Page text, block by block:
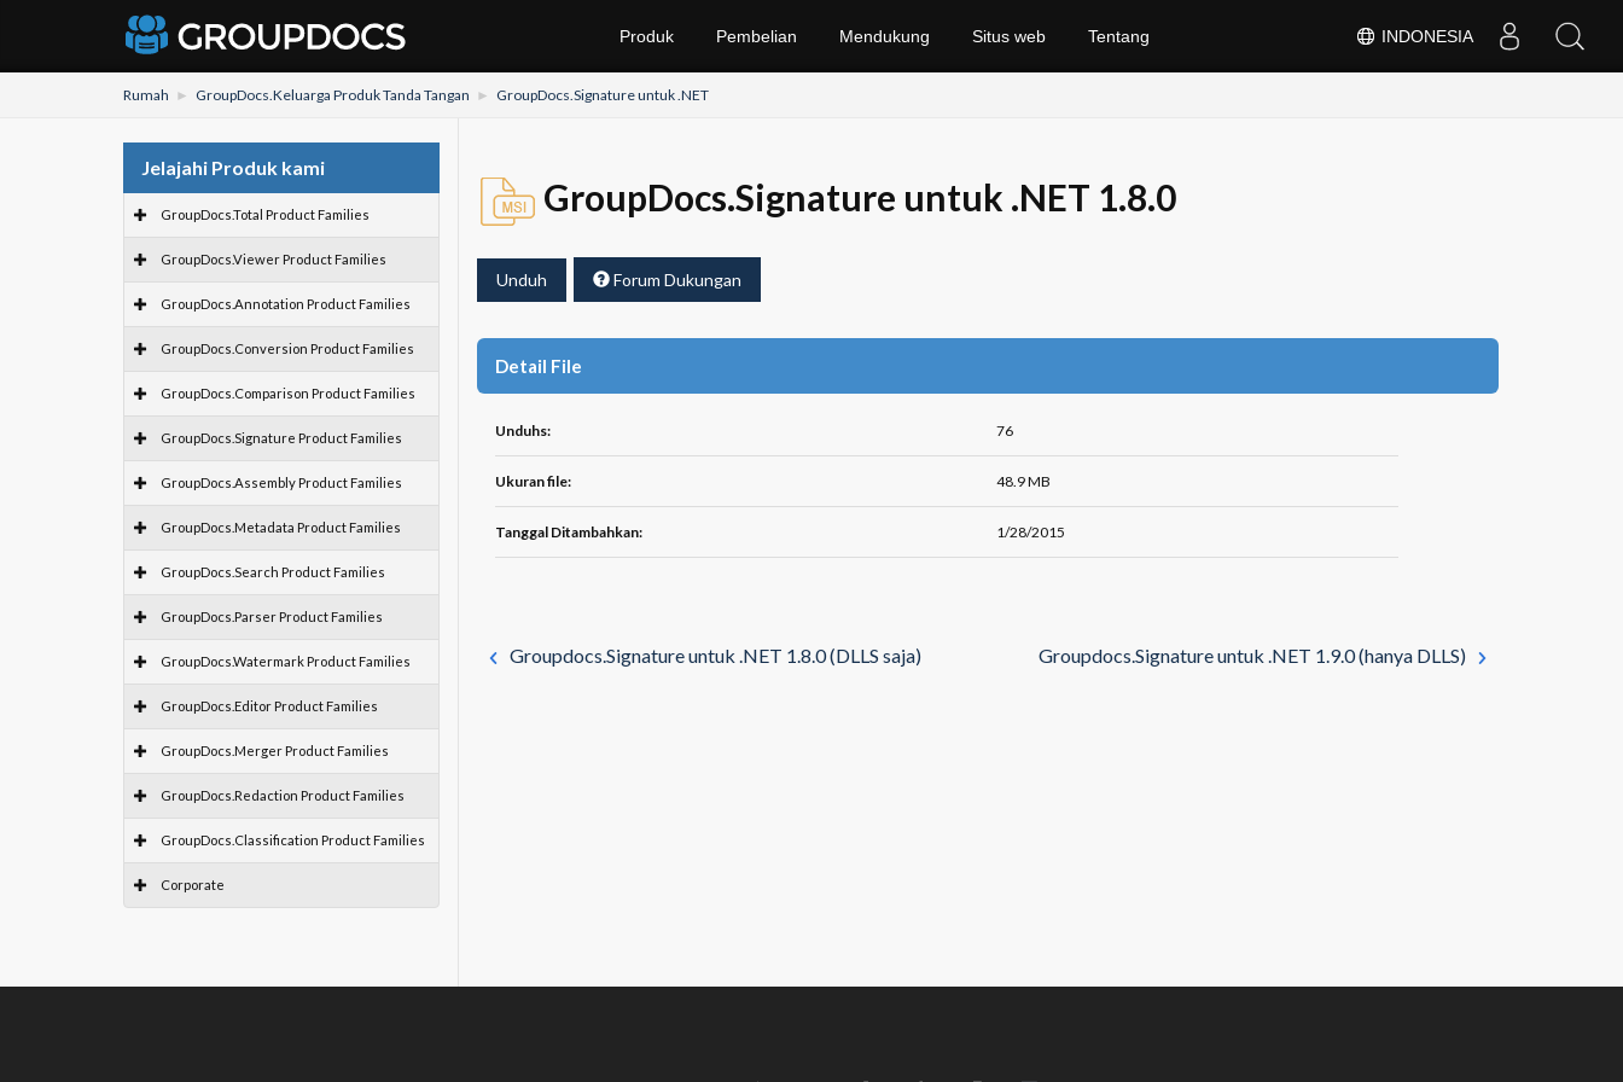
INDONESIA
Produk Pembelian Mendukung Situs web Tentang
Rumah GroupDocs.Keluarga Produk Tanda Tangan GroupDocs.Signature untuk .NET
Jelajahi Produk kami
GroupDocs.Total Product Families
GroupDocs.Viewer Product Families
GroupDocs.Annotation Product Families
GroupDocs.Conversion Product Families
GroupDocs.Comparison Product Families
GroupDocs.Signature Product Families
GroupDocs.Assembly Product Families
GroupDocs.Metadata Product Families
GroupDocs.Search Product Families
GroupDocs.Parser Product Families
GroupDocs.Watermark Product Families
GroupDocs.Editor Product Families
GroupDocs.Merger Product Families
GroupDocs.Redaction Product Families
GroupDocs.Classification Product Families
Corporate
GroupDocs.Signature untuk .NET 1.8.0
Unduh Forum Dukungan
Detail File
Unduhs: 76
Ukuran file: 48.9 MB
Tanggal Ditambahkan: 1/28/2015
Groupdocs.Signature untuk .NET 1.8.0 (DLLS saja) Groupdocs.Signature untuk .NET 1.9.0 (hanya DLLS)